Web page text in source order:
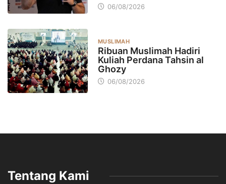
06/08/2026
MUSLIMAH
Ribuan Muslimah Hadiri
Kuliah Perdana Tahsin al
Ghozy
06/08/2026
Tentang Kami